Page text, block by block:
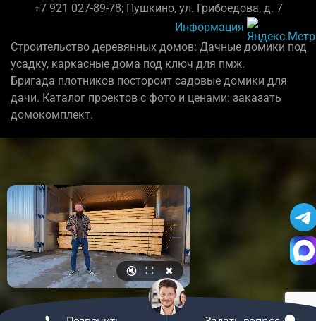
+7 921 027-89-78; Пушкино, ул. Грибоедова, д. 7
Информация
Строительство деревянных домов: Дачные домики под
усадку, каркасные дома под ключ для пмж.
Бригада плотников постороит садовые домики для
дачи. Каталог проектов с фото и ценами: заказать
домокомплект.
🔇 ⛶ ✖